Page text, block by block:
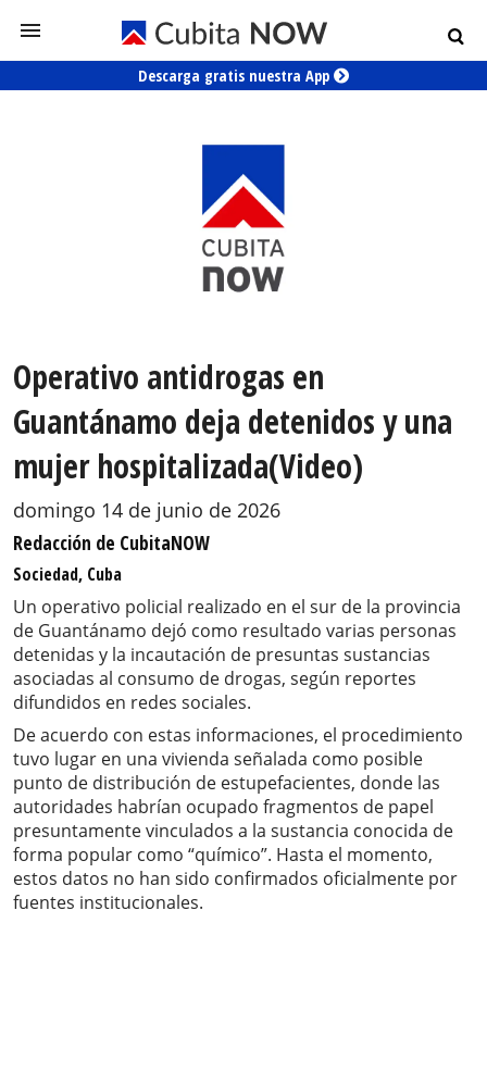
Descarga gratis nuestra App
Operativo antidrogas en
Guantánamo deja detenidos y una
mujer hospitalizada(Video)
domingo 14 de junio de 2026
Redacción de CubitaNOW
Sociedad, Cuba
Un operativo policial realizado en el sur de la provincia
de Guantánamo dejó como resultado varias personas
detenidas y la incautación de presuntas sustancias
asociadas al consumo de drogas, según reportes
difundidos en redes sociales.
De acuerdo con estas informaciones, el procedimiento
tuvo lugar en una vivienda señalada como posible
punto de distribución de estupefacientes, donde las
autoridades habrían ocupado fragmentos de papel
presuntamente vinculados a la sustancia conocida de
forma popular como “químico”. Hasta el momento,
estos datos no han sido confirmados oficialmente por
fuentes institucionales.